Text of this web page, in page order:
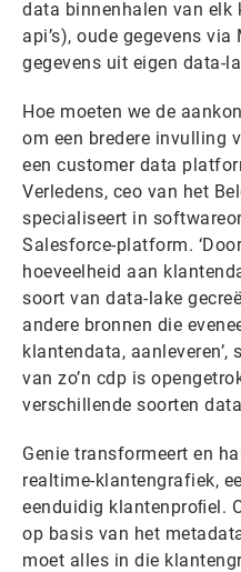
data binnenhalen van elk
api’s), oude gegevens
gegevens uit eigen data-
Hoe moeten we de
om een bredere invulling
een customer data
Verledens, ceo van het
specialiseert in
Salesforce-platform.
hoeveelheid aan
soort van data-lake
andere bronnen die
klantendata,
van zo’n cdp is
verschillende soorten
Genie transformeert en
realtime-klantengrafiek,
eenduidig klantenproﬁel.
op basis van het
moet alles in die